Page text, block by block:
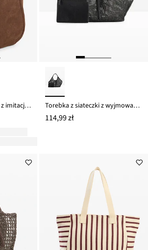
Torebka typu shopper z imitacji skóry welurowej Torebka z siateczki z wyjmowaną szaszetką wewnętrzną
114,99 zł